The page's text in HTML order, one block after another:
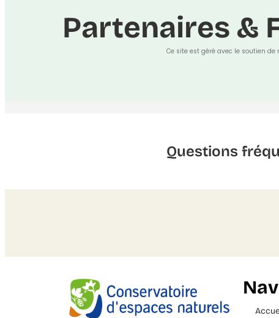
Partenaires &
Ce site est géré avec le soutien
Questions